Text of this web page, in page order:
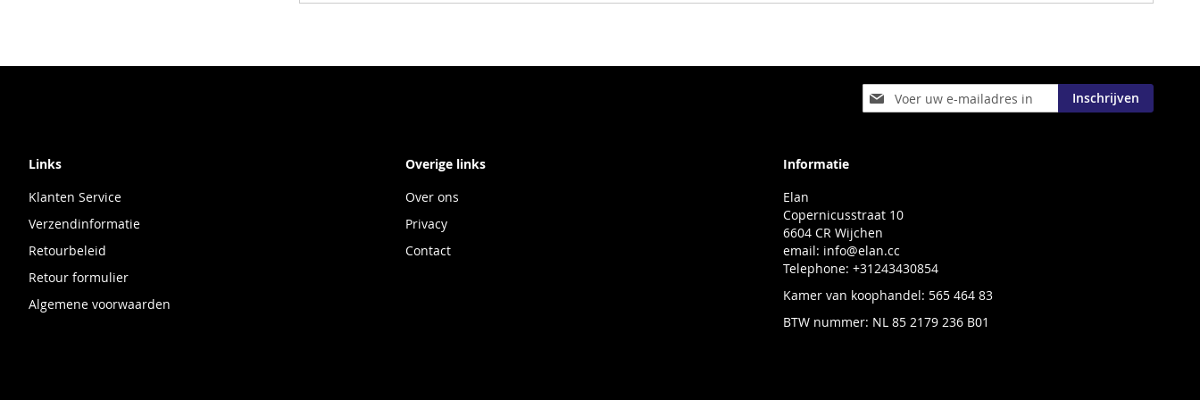
Abonneer
u
Inschrijven
Links
Klanten Service
Verzendinformatie
Retourbeleid
Retour formulier
Algemene voorwaarden
Overige links
Over ons
Privacy
Contact
Informatie
Elan
Copernicusstraat 10
6604 CR Wijchen
email: info@elan.cc
Telephone: +31243430854
Kamer van koophandel: 565 464 83
BTW nummer: NL 85 2179 236 B01